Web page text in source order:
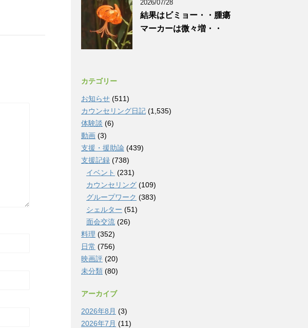
2026/07/28
結果はビミョー・・腫瘍
マーカーは微々増・・
カテゴリー
お知らせ (511)
カウンセリング日記 (1,535)
体験談 (6)
動画 (3)
支援・援助論 (439)
支援記録 (738)
イベント (231)
カウンセリング (109)
グループワーク (383)
シェルター (51)
面会交流 (26)
料理 (352)
日常 (756)
映画評 (20)
未分類 (80)
アーカイブ
2026年8月 (3)
2026年7月 (11)